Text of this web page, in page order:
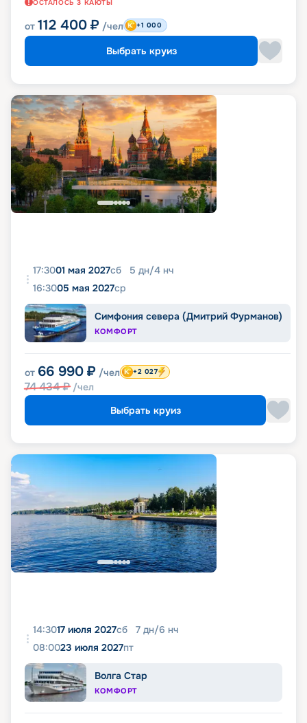
ОСТАЛОСЬ 3 КАЮТЫ
от 112 400 ₽ /чел +1 000
Выбрать круиз
17:3001 мая 2027сб 5 дн/4 нч
16:3005 мая 2027ср
Симфония севера (Дмитрий Фурманов)
КОМФОРТ
от 66 990 ₽ /чел
74 434₽ /чел
+2 027
Выбрать круиз
14:3017 июля 2027сб 7 дн/6 нч
08:0023 июля 2027пт
Волга Стар
КОМФОРТ